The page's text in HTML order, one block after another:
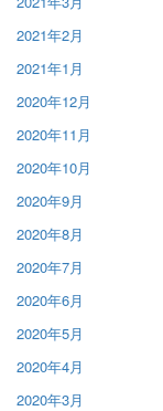
2021年2月
2021年1月
2020年12月
2020年11月
2020年10月
2020年9月
2020年8月
2020年7月
2020年6月
2020年5月
2020年4月
2020年3月